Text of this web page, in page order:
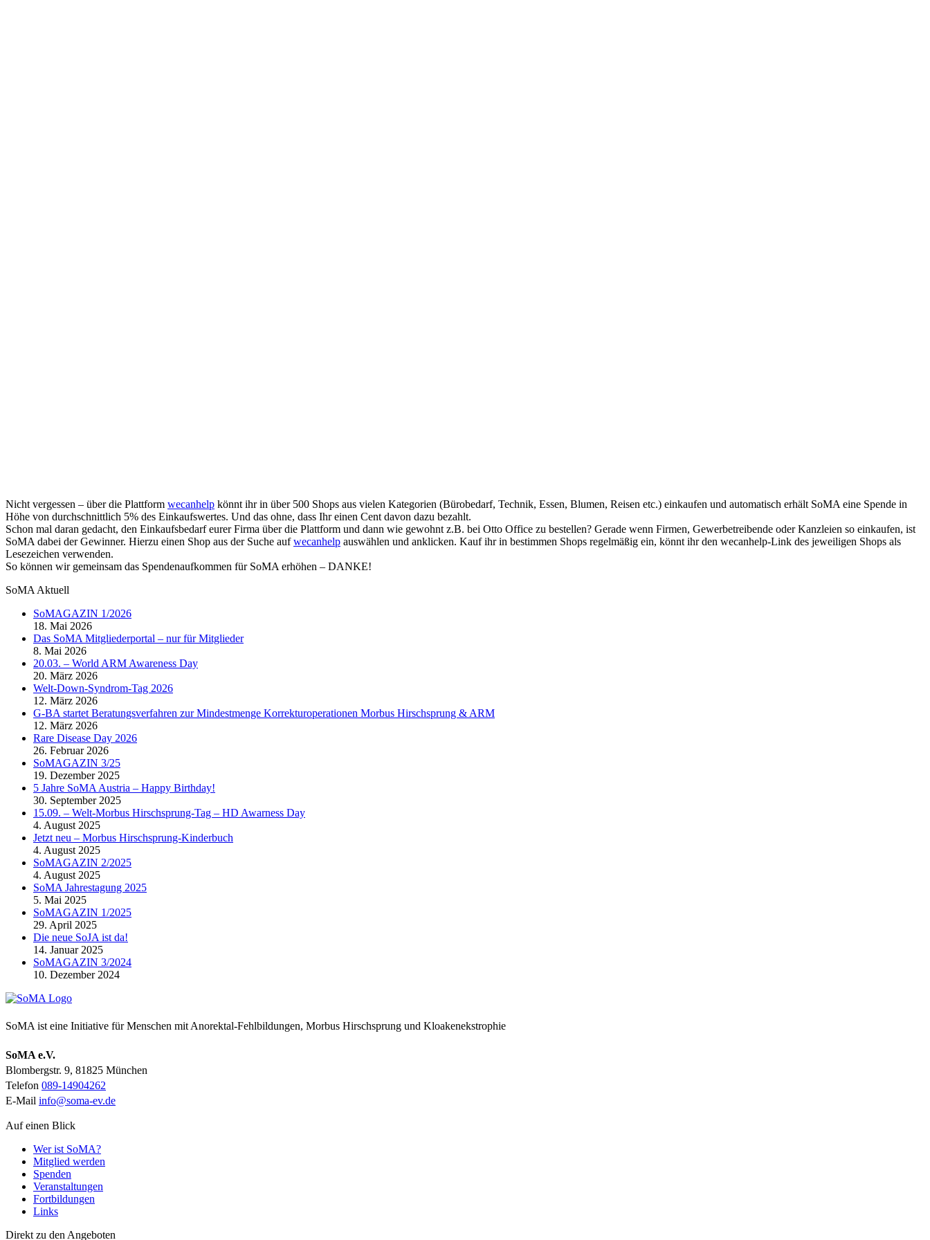
Nicht vergessen – über die Plattform wecanhelp könnt ihr in über 500 Shops aus vielen Kategorien (Bürobedarf, Technik, Essen, Blumen, Reisen etc.) einkaufen und automatisch erhält SoMA eine Spende in
Höhe von durchschnittlich 5% des Einkaufswertes. Und das ohne, dass Ihr einen Cent davon dazu bezahlt.
Schon mal daran gedacht, den Einkaufsbedarf eurer Firma über die Plattform und dann wie gewohnt z.B. bei Otto Office zu bestellen? Gerade wenn Firmen, Gewerbetreibende oder Kanzleien so einkaufen, ist
SoMA dabei der Gewinner. Hierzu einen Shop aus der Suche aufwecanhelp auswählen und anklicken. Kauf ihr in bestimmen Shops regelmäßig ein, könnt ihr den wecanhelp-Link des jeweiligen Shops als
Lesezeichen verwenden.
So können wir gemeinsam das Spendenaufkommen für SoMA erhöhen – DANKE!
SoMA Aktuell
SoMAGAZIN 1/2026
18. Mai 2026
Das SoMA Mitgliederportal – nur für Mitglieder
8. Mai 2026
20.03. – World ARM Awareness Day
20. März 2026
Welt-Down-Syndrom-Tag 2026
12. März 2026
G-BA startet Beratungsverfahren zur Mindestmenge Korrekturoperationen Morbus Hirschsprung & ARM
12. März 2026
Rare Disease Day 2026
26. Februar 2026
SoMAGAZIN 3/25
19. Dezember 2025
5 Jahre SoMA Austria – Happy Birthday!
30. September 2025
15.09. – Welt-Morbus Hirschsprung-Tag – HD Awarness Day
4. August 2025
Jetzt neu – Morbus Hirschsprung-Kinderbuch
4. August 2025
SoMAGAZIN 2/2025
4. August 2025
SoMA Jahrestagung 2025
5. Mai 2025
SoMAGAZIN 1/2025
29. April 2025
Die neue SoJA ist da!
14. Januar 2025
SoMAGAZIN 3/2024
10. Dezember 2024
SoMA ist eine Initiative für Menschen mit Anorektal-Fehlbildungen, Morbus Hirschsprung und Kloakenekstrophie
SoMA e.V.
Blombergstr. 9, 81825 München
Telefon 089-14904262
E-Mail info@soma-ev.de
Auf einen Blick
Wer ist SoMA?
Mitglied werden
Spenden
Veranstaltungen
Fortbildungen
Links
Direkt zu den Angeboten